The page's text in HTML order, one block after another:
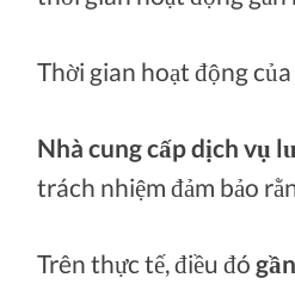
Thời gian hoạt động
Nhà cung cấp dịch vụ
trách nhiệm đảm bảo
Trên thực tế, điều đó